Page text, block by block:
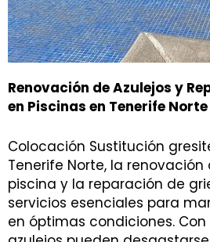
Renovación de Azulejos y
en Piscinas en Tenerife Norte
Colocación Sustitución
Tenerife Norte, la renovación
piscina y la reparación de
servicios esenciales para
en óptimas condiciones. Con